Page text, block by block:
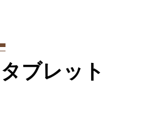
ブレット